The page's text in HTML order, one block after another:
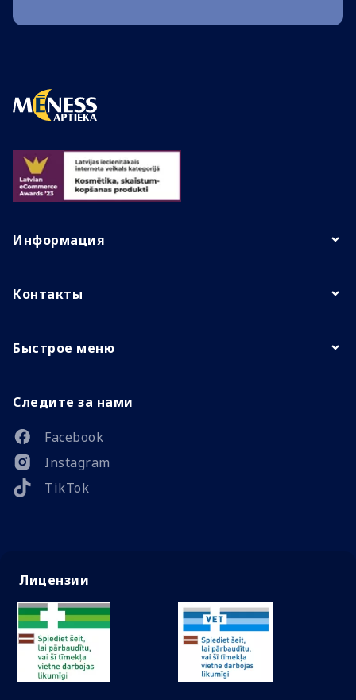
Информация
Контакты
Быстрое меню
Следите за нами
Facebook
Instagram
TikTok
Лицензии